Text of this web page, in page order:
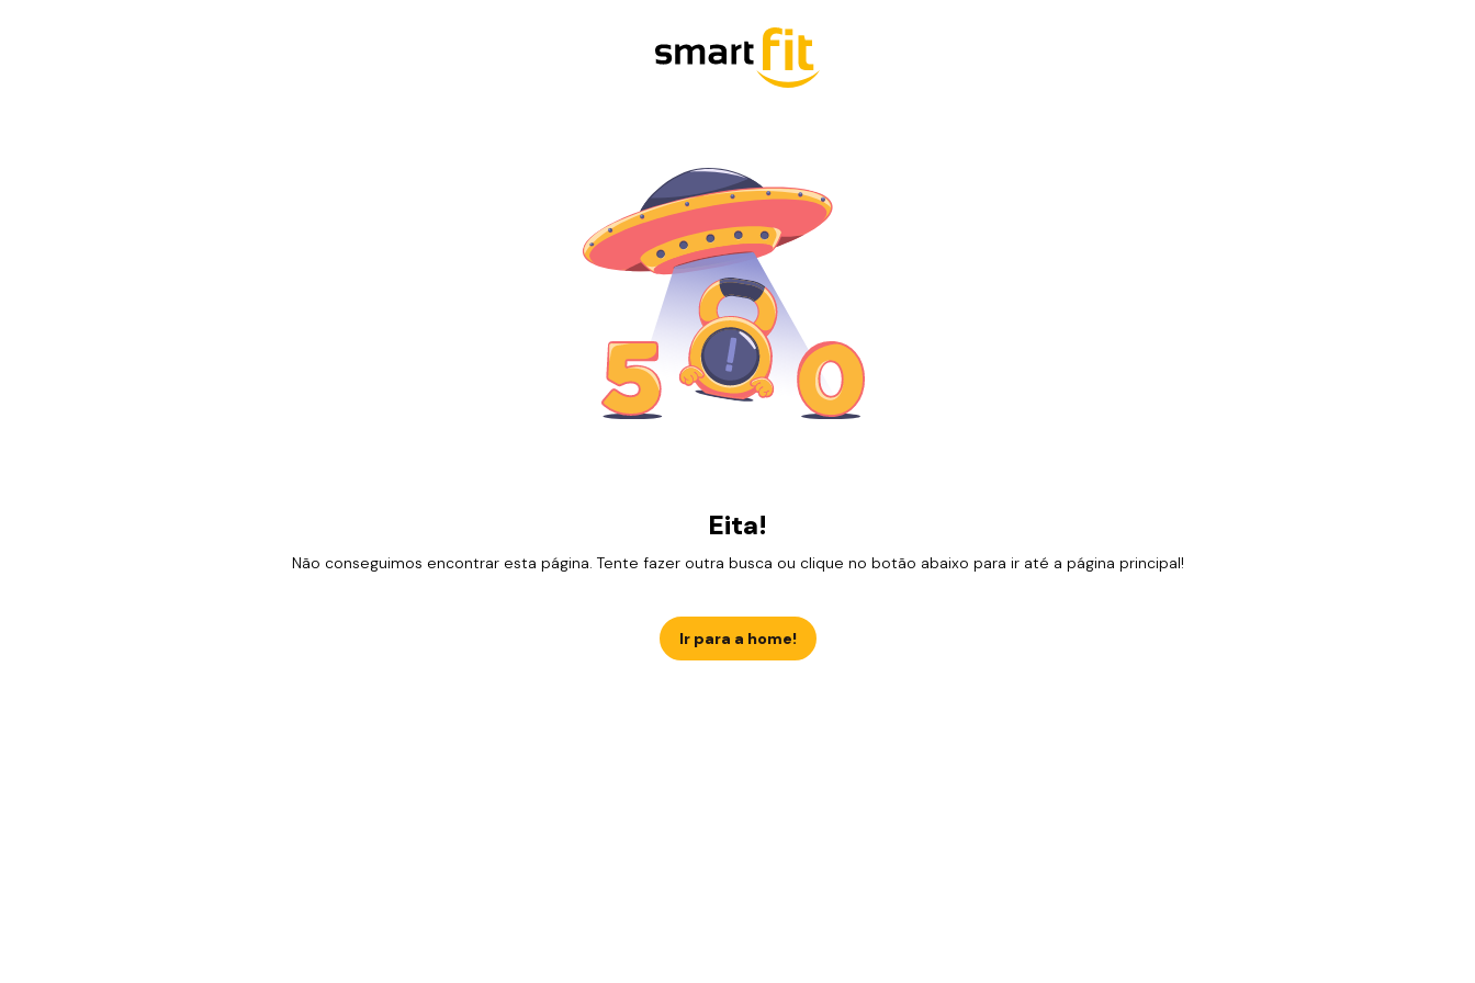
Eita!
Não conseguimos encontrar esta página. Tente fazer outra busca ou clique no botão abaixo para ir até a página principal!
Ir para a home!